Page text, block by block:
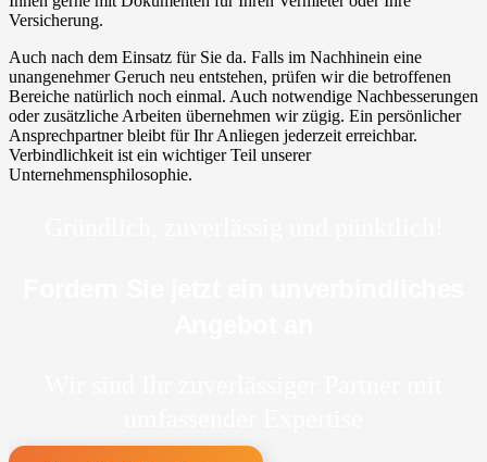
Versicherung.
Auch nach dem Einsatz für Sie da. Falls im Nachhinein eine
unangenehmer Geruch neu entstehen, prüfen wir die betroffenen
Bereiche natürlich noch einmal. Auch notwendige Nachbesserungen
oder zusätzliche Arbeiten übernehmen wir zügig. Ein persönlicher
Ansprechpartner bleibt für Ihr Anliegen jederzeit erreichbar.
Verbindlichkeit ist ein wichtiger Teil unserer
Unternehmensphilosophie.